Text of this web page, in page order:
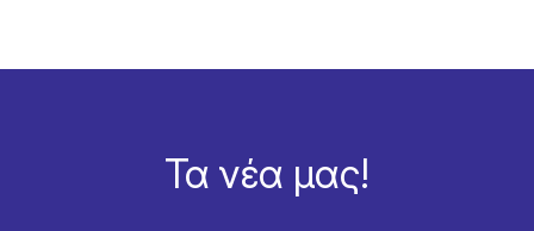
Τα νέα μας!